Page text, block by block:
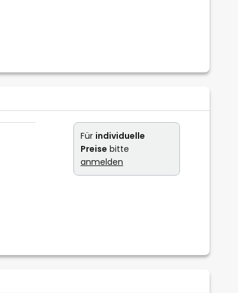
Für individuelle
Preise bitte
anmelden